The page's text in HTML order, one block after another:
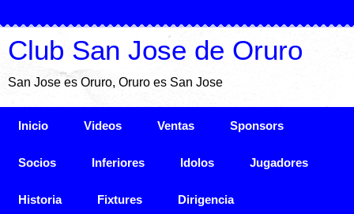
Club San Jose de Oruro
San Jose es Oruro, Oruro es San Jose
Inicio Videos Ventas Sponsors
Socios Inferiores Idolos Jugadores
Historia Fixtures Dirigencia